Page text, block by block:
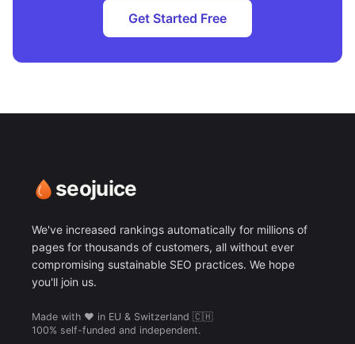
Get Started Free
seojuice
We've increased rankings automatically for millions of
pages for thousands of customers, all without ever
compromising sustainable SEO practices. We hope
you'll join us.
Made with ❤️ in EU & Switzerland 🇨🇭
100% self-funded and independent.